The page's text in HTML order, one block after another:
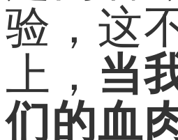
验，这
上， 当
们的血